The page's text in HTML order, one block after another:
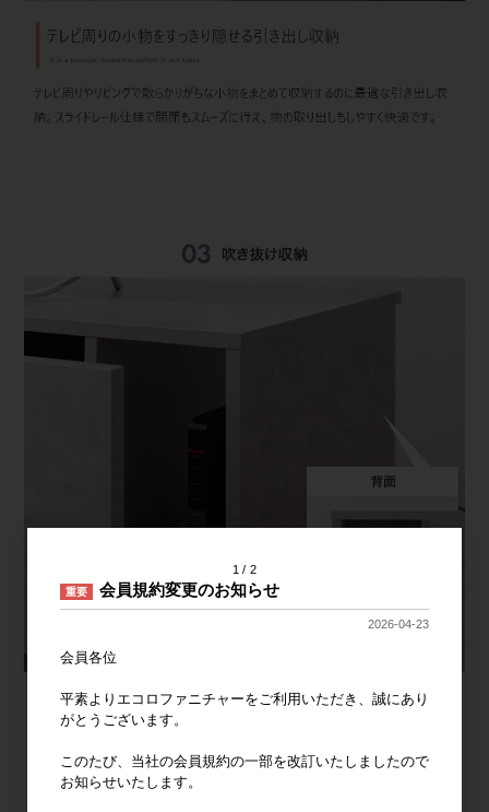
1 2
重要 会員規約変更のお知らせ
2026-04-23
会員各位
平素よりエコロファニチャーをご利用いただき、誠にあり
がとうございます。
このたび、当社の会員規約の一部を改訂いたしましたので
お知らせいたします。